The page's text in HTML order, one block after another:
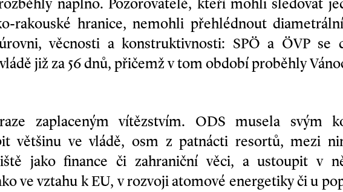
naplno. Pozorovatelé, kteří mohli sledovat
rakouské hranice, nemohli přehlédnout
věcnosti a konstruktivnosti: SPÖ a ÖVP se
již za 56 dnů, přičemž v tom období proběhly
zaplaceným vítězstvím. ODS musela svým
většinu ve vládě, osm z patnácti resortů, mezi
jako finance či zahraniční věci, a ustoupit v
ve vztahu k EU, v rozvoji atomové energetiky či u